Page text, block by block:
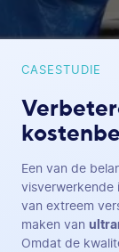
CASESTUDIE
Een van de
visverwerkende
van extreem
maken van
Omdat de